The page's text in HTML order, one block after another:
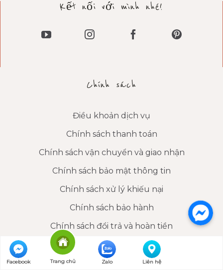
Kết nối với mình nhé!
Chính sách
Điều khoản dịch vụ
Chính sách thanh toán
Chính sách vận chuyển và giao nhận
Chính sách bảo mật thông tin
Chính sách xử lý khiếu nại
Chính sách bảo hành
Chính sách đổi trả và hoàn tiền
© 2008 - 2021 Lananhtrinh.vn
Facebook Trang chủ Zalo Liên hệ